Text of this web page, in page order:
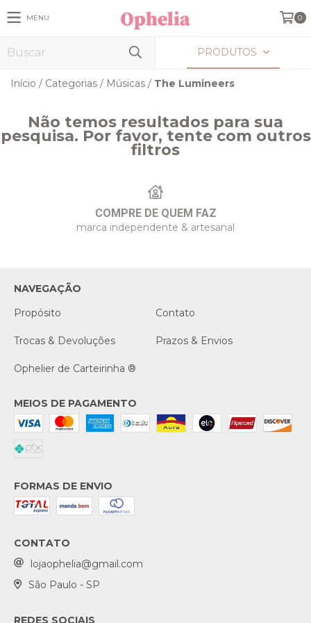
MENU 0
PRODUTOS
Início / Categorias / Músicas / The Lumineers
Não temos resultados para sua
pesquisa. Por favor, tente com outros
filtros
COMPRE DE QUEM FAZ
marca independente & artesanal
NAVEGAÇÃO
Propósito
Contato
Trocas & Devoluções Prazos & Envios
Ophelier de Carteirinha ®
MEIOS DE PAGAMENTO
FORMAS DE ENVIO
CONTATO
lojaophelia@gmail.com
São Paulo - SP
REDES SOCIAIS